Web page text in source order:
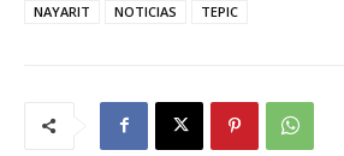
NAYARIT
NOTICIAS TEPIC